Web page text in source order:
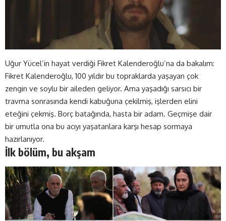
Uğur Yücel’in hayat verdiği Fikret Kalenderoğlu’na da bakalım:
Fikret Kalenderoğlu, 100 yıldır bu topraklarda yaşayan çok
zengin ve soylu bir aileden geliyor. Ama yaşadığı sarsıcı bir
travma sonrasında kendi kabuğuna çekilmiş, işlerden elini
eteğini çekmiş. Borç batağında, hasta bir adam. Geçmişe dair
bir umutla ona bu acıyı yaşatanlara karşı hesap sormaya
hazırlanıyor.
İlk bölüm, bu akşam